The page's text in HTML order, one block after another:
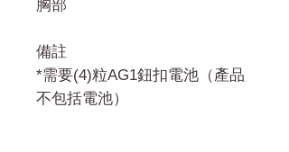
胸部
備註
*需要(4)粒AG1鈕扣電池（產品
不包括電池）